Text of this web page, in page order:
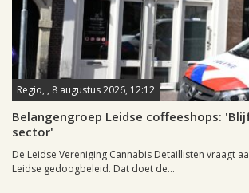
Regio, , 8 augustus 2026, 12:12
Belangengroep Leidse coffeeshops:
sector'
De Leidse Vereniging Cannabis Detaillisten vraagt
Leidse gedoogbeleid. Dat doet de...